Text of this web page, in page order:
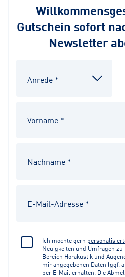
Gutschein sofort
Newsletter
Ich möchte gern
Neuigkeiten und Umfragen
Bereich Hörakustik und
mir angegebenen Daten (ggf.
per E-Mail erhalten. Die